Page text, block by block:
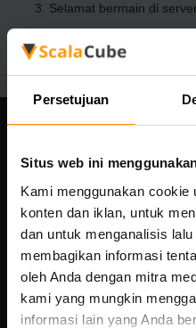
Persetujuan
Situs web ini
Kami menggunakan
konten dan iklan, untuk
dan untuk menganalisis
membagikan informasi
oleh Anda dengan mitra
kami yang mungkin
informasi lain yang Anda
Selamat bermain di
Scalable Hosting Solutions
Kode registrasi: 14652605
nomor PPN: EE102133820
Alamat: Harju maakond,
Vesivärava tn 50-201, 10152